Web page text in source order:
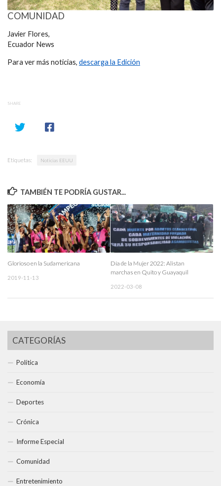
COMUNIDAD
Javier Flores,
Ecuador News
Para ver más noticias, descarga la Edición
SHARE
Etiquetas: Noticias EEUU
TAMBIÉN TE PODRÍA GUSTAR...
Glorioso en la Sudamericana
2019-11-13
Día de la Mujer 2022: Alistan
marchas en Quito y Guayaquil
2022-03-08
CATEGORÍAS
Política
Economía
Deportes
Crónica
Informe Especial
Comunidad
Entretenimiento